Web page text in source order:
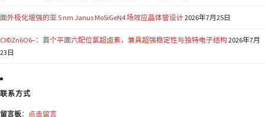
面外极化增强的亚 5 nm Janus MoSiGeN4 场效应晶体管设计2026年7月25日
Cl©Zn6O6−：首个平面六配位氯超卤素，兼具超强稳定性与独特电子结构2026年7月
23日
联系方式
留言板： 点击留言